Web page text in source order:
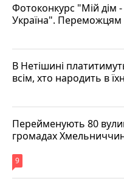
Фотоконкурс "Мій дім
Україна". Переможцям
В Нетішині
всім, хто народить в
Перейменують 80
громадах
9